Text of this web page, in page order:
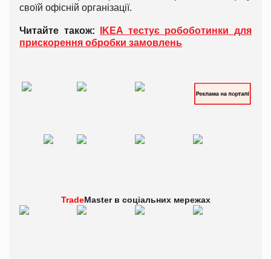
своїй офісній організації.
Читайте також:
IKEA тестує робоботинки для
прискорення обробки замовлень
TradeMaster в соціальних мережах